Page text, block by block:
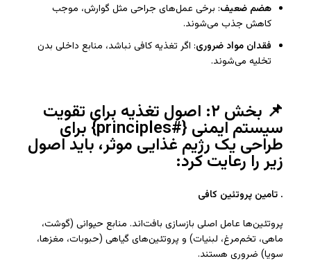
هضم ضعیف: برخی عمل‌های جراحی مثل گوارش، موجب
کاهش جذب می‌شوند.
فقدان مواد ضروری: اگر تغذیه کافی نباشد، منابع داخلی بدن
تخلیه می‌شوند.
📌 بخش ۲: اصول تغذیه برای تقویت
سیستم ایمنی {#principles} برای
طراحی یک رژیم غذایی موثر، باید اصول
زیر را رعایت کرد:
. تامین پروتئین کافی
پروتئین‌ها عامل اصلی بازسازی بافت‌اند. منابع حیوانی (گوشت،
ماهی، تخم‌مرغ، لبنیات) و پروتئین‌های گیاهی (حبوبات، مغزها،
سویا) ضروری هستند.